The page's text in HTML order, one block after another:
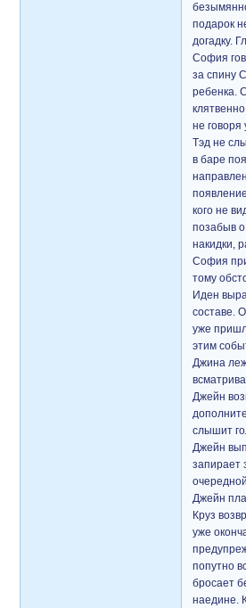
подарок
догадку.
София
за спину
ребенка.
не говоря
Тэд не
в баре
кого не
позабыв о
накидки,
София
тому
Иден
составе.
уже
этим
Джина
Джейн
слышит
Джейн
запирает
Джейн
Круз
уже
попутно
бросает
наедине.